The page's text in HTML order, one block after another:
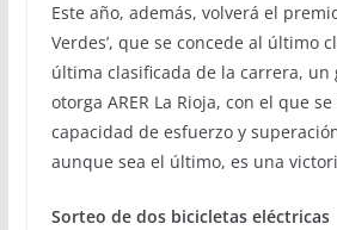
Este año, además, volverá el
Verdes’, que se concede al último
última clasificada de la carrera, un
otorga ARER La Rioja, con el que
capacidad de esfuerzo y
aunque sea el último, es una
Sorteo de dos bicicletas eléctricas